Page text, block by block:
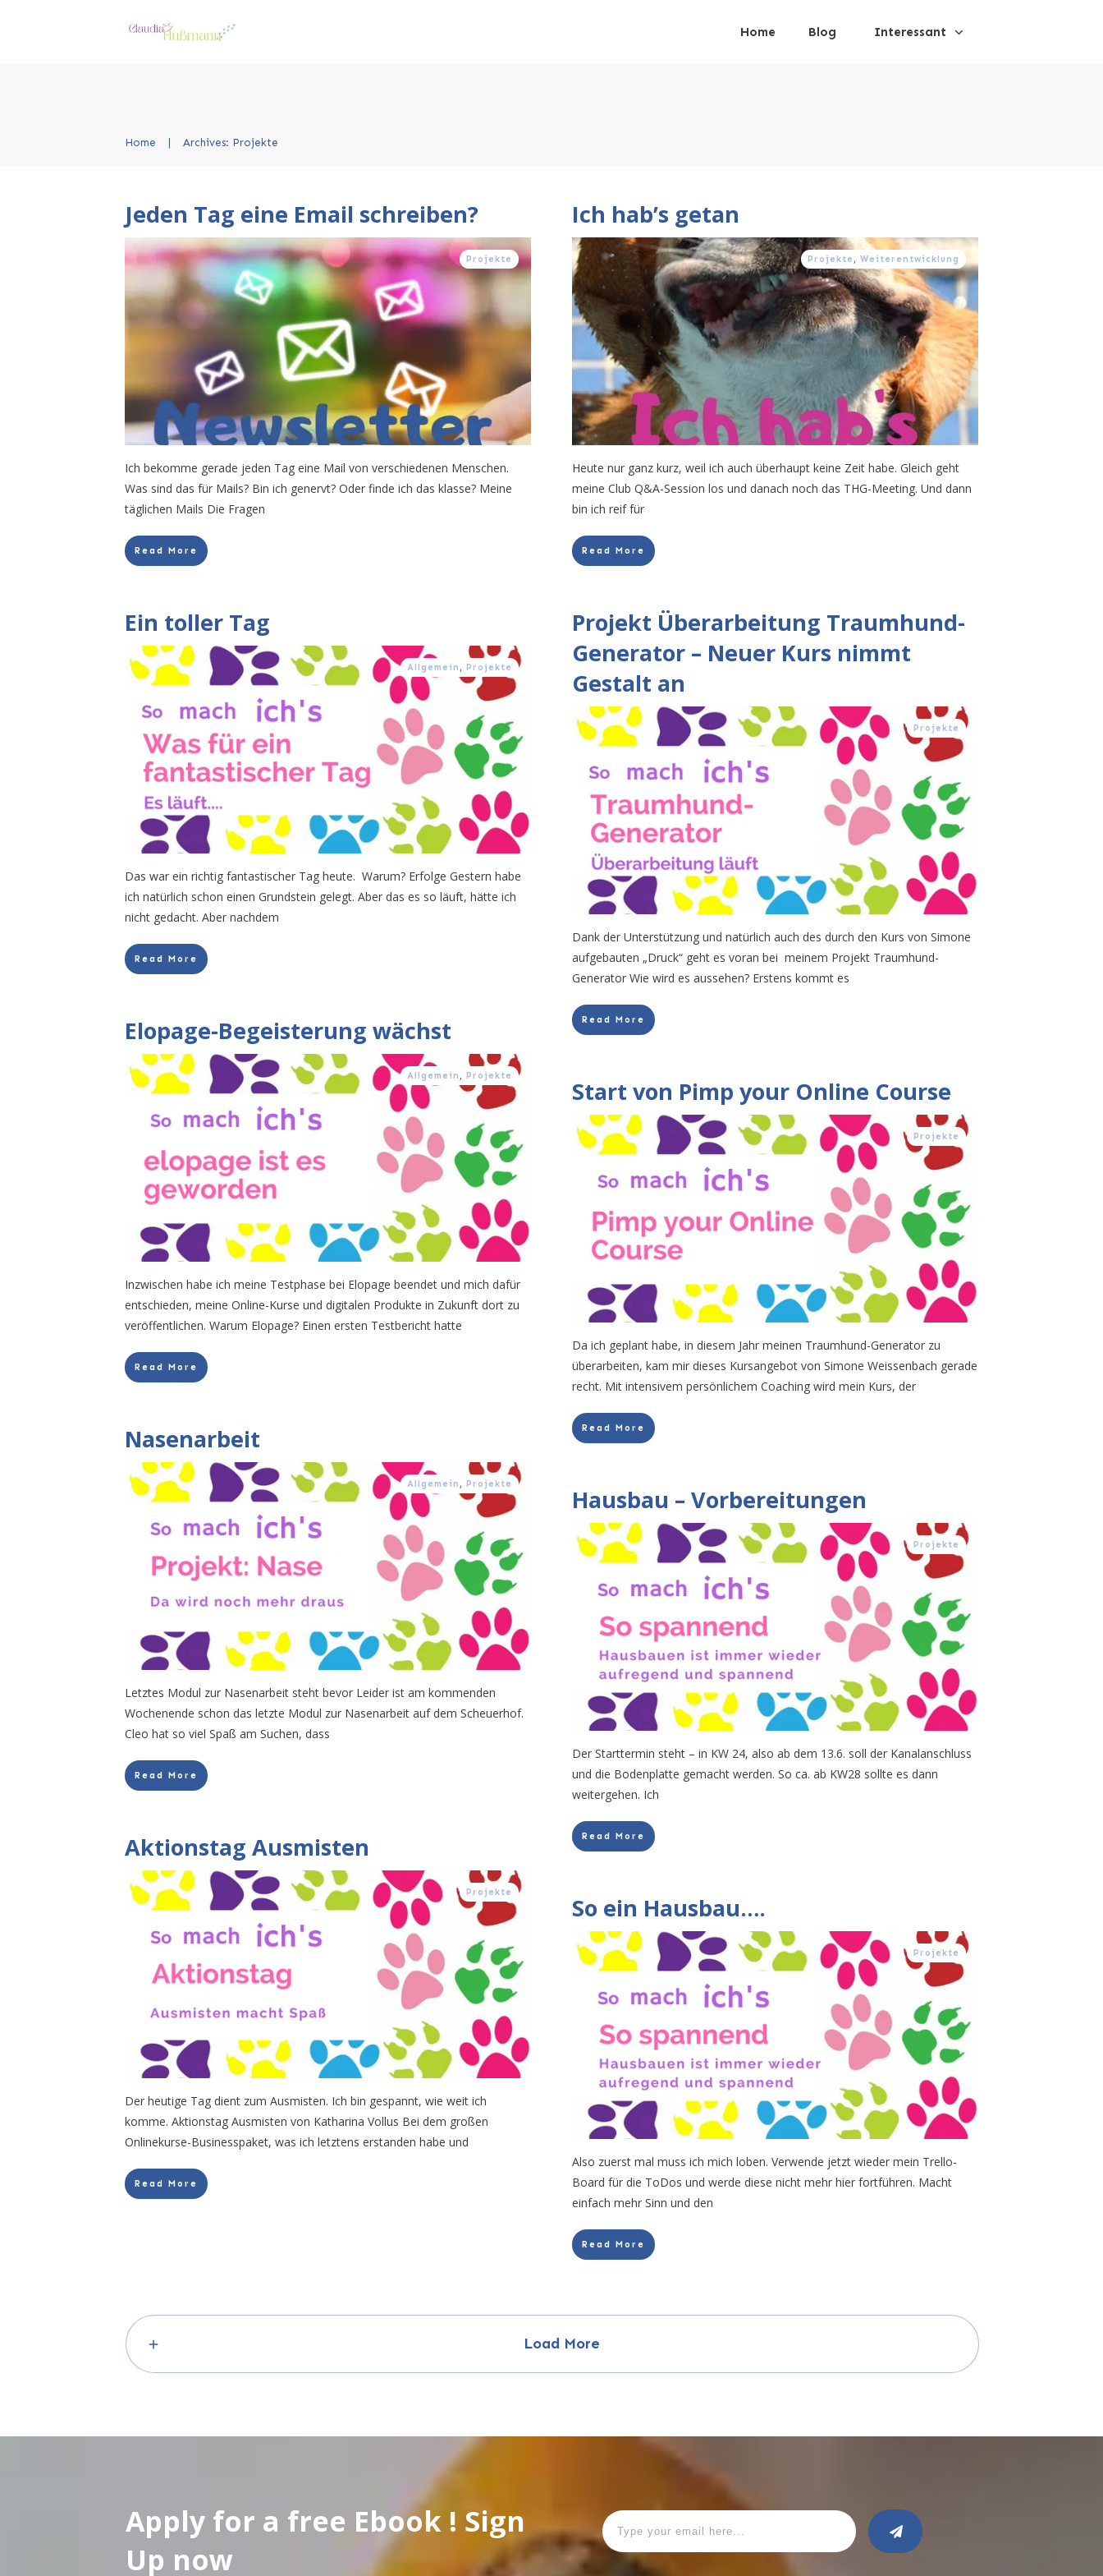
Home Blog Interessant
Home Archives: Projekte
Jeden Tag eine Email schreiben?
Projekte
Ich bekomme gerade jeden Tag eine Mail von verschiedenen Menschen.
Was sind das für Mails? Bin ich genervt? Oder finde ich das klasse? Meine
täglichen Mails Die Fragen
Read More
Ich hab’s getan
Projekte , Weiterentwicklung
Heute nur ganz kurz, weil ich auch überhaupt keine Zeit habe. Gleich geht
meine Club Q&A-Session los und danach noch das THG-Meeting. Und dann
bin ich reif für
Read More
Ein toller Tag
Allgemein , Projekte
Das war ein richtig fantastischer Tag heute. Warum? Erfolge Gestern habe
ich natürlich schon einen Grundstein gelegt. Aber das es so läuft, hätte ich
nicht gedacht. Aber nachdem
Read More
Projekt Überarbeitung Traumhund-
Generator – Neuer Kurs nimmt
Gestalt an
Projekte
Dank der Unterstützung und natürlich auch des durch den Kurs von Simone
aufgebauten „Druck“ geht es voran bei meinem Projekt Traumhund-
Generator Wie wird es aussehen? Erstens kommt es
Read More
Elopage-Begeisterung wächst
Allgemein , Projekte
Inzwischen habe ich meine Testphase bei Elopage beendet und mich dafür
entschieden, meine Online-Kurse und digitalen Produkte in Zukunft dort zu
veröffentlichen. Warum Elopage? Einen ersten Testbericht hatte
Read More
Start von Pimp your Online Course
Projekte
Da ich geplant habe, in diesem Jahr meinen Traumhund-Generator zu
überarbeiten, kam mir dieses Kursangebot von Simone Weissenbach gerade
recht. Mit intensivem persönlichem Coaching wird mein Kurs, der
Read More
Nasenarbeit
Allgemein , Projekte
Letztes Modul zur Nasenarbeit steht bevor Leider ist am kommenden
Wochenende schon das letzte Modul zur Nasenarbeit auf dem Scheuerhof.
Cleo hat so viel Spaß am Suchen, dass
Read More
Hausbau – Vorbereitungen
Projekte
Der Starttermin steht – in KW 24, also ab dem 13.6. soll der Kanalanschluss
und die Bodenplatte gemacht werden. So ca. ab KW28 sollte es dann
weitergehen. Ich
Read More
Aktionstag Ausmisten
Projekte
Der heutige Tag dient zum Ausmisten. Ich bin gespannt, wie weit ich
komme. Aktionstag Ausmisten von Katharina Vollus Bei dem großen
Onlinekurse-Businesspaket, was ich letztens erstanden habe und
Read More
So ein Hausbau….
Projekte
Also zuerst mal muss ich mich loben. Verwende jetzt wieder mein Trello-
Board für die ToDos und werde diese nicht mehr hier fortführen. Macht
einfach mehr Sinn und den
Read More
Load More
Apply for a free Ebook ! Sign
Up now